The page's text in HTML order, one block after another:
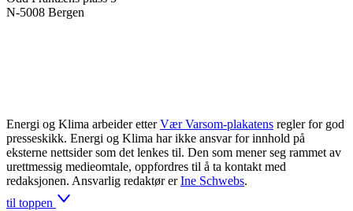
N-5008 Bergen
Energi og Klima arbeider etter Vær Varsom-plakatens regler for god
presseskikk. Energi og Klima har ikke ansvar for innhold på
eksterne nettsider som det lenkes til. Den som mener seg rammet av
urettmessig medieomtale, oppfordres til å ta kontakt med
redaksjonen. Ansvarlig redaktør er Ine Schwebs.
til toppen